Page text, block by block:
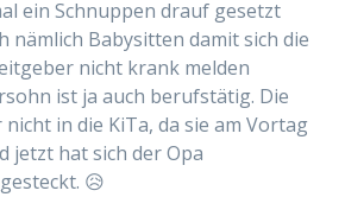
ein Schnuppen drauf gesetzt
nämlich Babysitten damit sich die
nicht krank melden
ist ja auch berufstätig. Die
in die KiTa, da sie am Vortag
jetzt hat sich der Opa
😥